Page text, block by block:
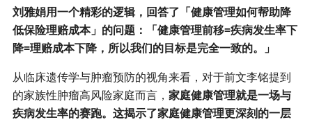
刘雅娟用一个精彩的逻辑，回答了「健康管理如何帮助降
低保险理赔成本」的问题：「健康管理前移=疾病发生率下
降=理赔成本下降，所以我们的目标是完全一致的。」
从临床遗传学与肿瘤预防的视角来看，对于前文李铭提到
的家族性肿瘤高风险家庭而言， 家庭健康管理就是一场与
疾病发生率的赛跑。这揭示了家庭健康管理更深刻的一层